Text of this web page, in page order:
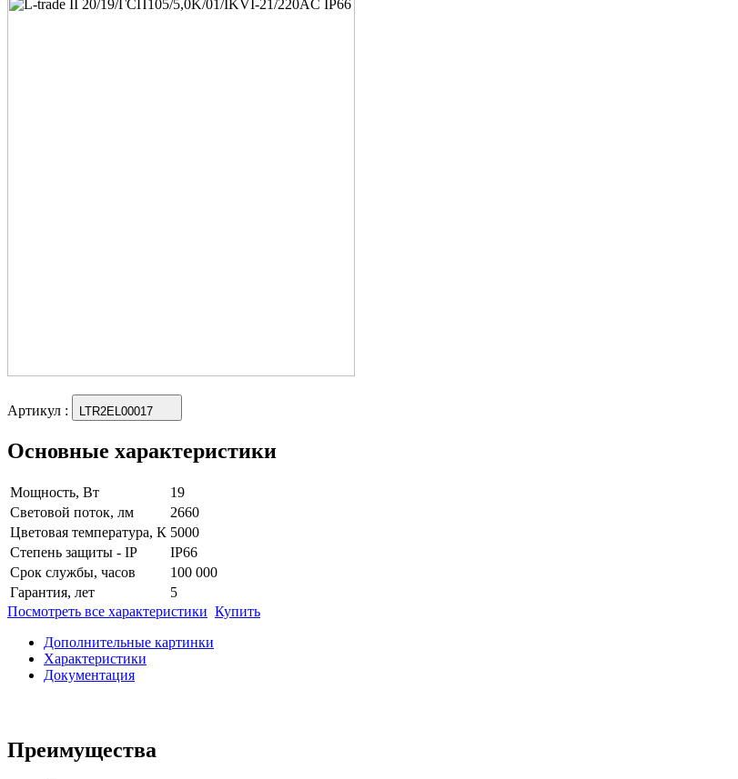
Артикул : LTR2EL00017
Основные характеристики
Мощность, Вт
19
Световой поток, лм
2660
Цветовая температура, К 5000
Степень защиты - IP
IP66
Срок службы, часов
100 000
Гарантия, лет
5
Посмотреть все характеристики Купить
Дополнительные картинки
Характеристики
Документация
Преимущества